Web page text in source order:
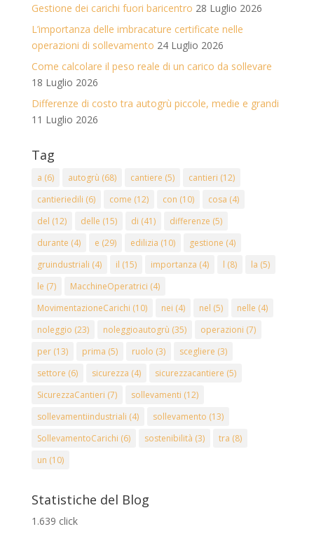
Gestione dei carichi fuori baricentro 28 Luglio 2026
L’importanza delle imbracature certificate nelle
operazioni di sollevamento 24 Luglio 2026
Come calcolare il peso reale di un carico da sollevare
18 Luglio 2026
Differenze di costo tra autogrù piccole, medie e grandi
11 Luglio 2026
Tag
a (6) autogrù (68) cantiere (5) cantieri (12)
cantieriedili (6) come (12) con (10) cosa (4)
del (12) delle (15) di (41) differenze (5)
durante (4) e (29) edilizia (10) gestione (4)
gruindustriali (4) il (15) importanza (4) l (8) la (5)
le (7) MacchineOperatrici (4)
MovimentazioneCarichi (10) nei (4) nel (5) nelle (4)
noleggio (23) noleggioautogrù (35) operazioni (7)
per(13) prima (5) ruolo (3) scegliere (3)
settore (6) sicurezza (4) sicurezzacantiere (5)
SicurezzaCantieri (7) sollevamenti (12)
sollevamentiindustriali (4) sollevamento (13)
SollevamentoCarichi (6) sostenibilità (3) tra (8)
un (10)
Statistiche del Blog
1.639 click